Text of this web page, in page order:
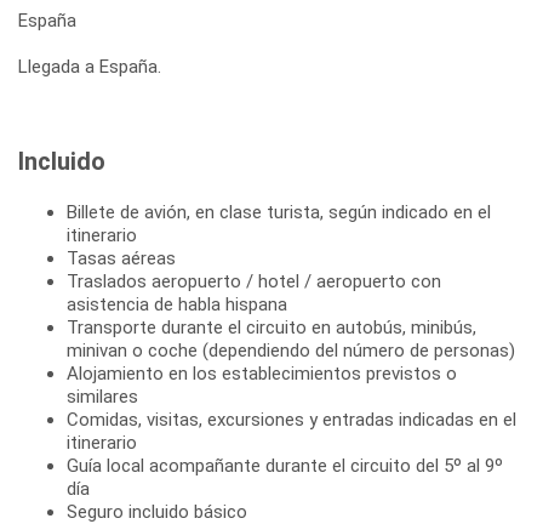
España
Llegada a España.
Incluido
Billete de avión, en clase turista, según indicado en el
itinerario
Tasas aéreas
Traslados aeropuerto / hotel / aeropuerto con
asistencia de habla hispana
Transporte durante el circuito en autobús, minibús,
minivan o coche (dependiendo del número de personas)
Alojamiento en los establecimientos previstos o
similares
Comidas, visitas, excursiones y entradas indicadas en el
itinerario
Guía local acompañante durante el circuito del 5º al 9º
día
Seguro incluido básico